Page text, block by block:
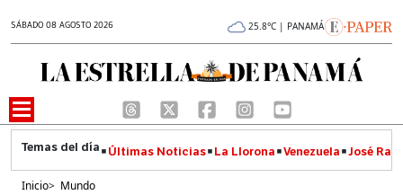
SÁBADO 08 AGOSTO 2026 25.8°C | PANAMÁ
Últimas Noticias La Llorona Venezuela José
Inicio> Mundo